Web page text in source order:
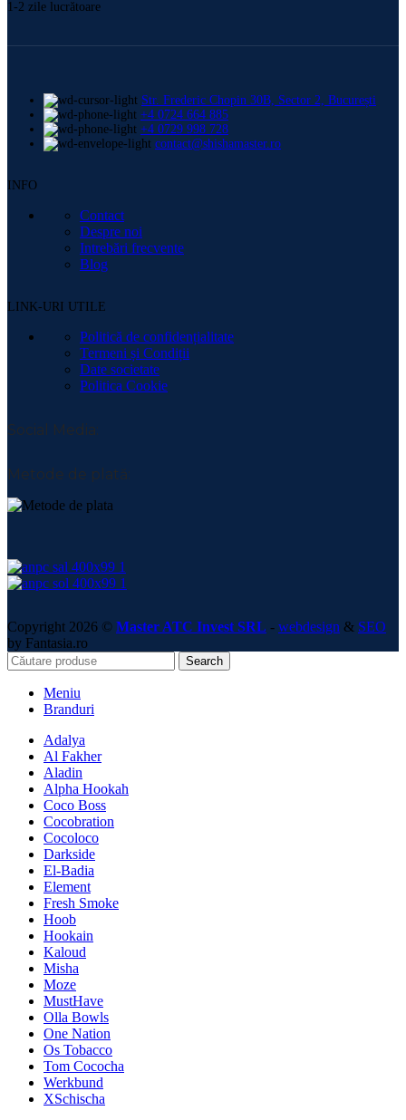
1-2 zile lucrătoare
Str. Frederic Chopin 30B, Sector 2, București
+4 0724 664 885
+4 0729 998 728
contact@shishamaster.ro
INFO
Contact
Despre noi
Intrebări frecvente
Blog
LINK-URI UTILE
Politică de confidențialitate
Termeni și Condiții
Date societate
Politica Cookie
Social Media:
Metode de plată:
Copyright 2026 © Master ATC Invest SRL - webdesign & SEO
by Fantasia.ro
Search
Meniu
Branduri
Adalya
Al Fakher
Aladin
Alpha Hookah
Coco Boss
Cocobration
Cocoloco
Darkside
El-Badia
Element
Fresh Smoke
Hoob
Hookain
Kaloud
Misha
Moze
MustHave
Olla Bowls
One Nation
Os Tobacco
Tom Cococha
Werkbund
XSchischa